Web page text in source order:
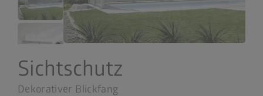
Sichtschutz
Dekorativer Blickfang